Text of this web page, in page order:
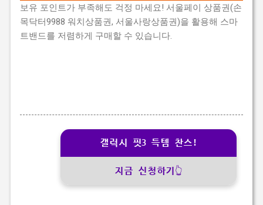
보유 포인트가 부족해도 걱정 마세요! 서울페이 상품권(손
목닥터9988 워치상품권, 서울사랑상품권)을 활용해 스마
트밴드를 저렴하게 구매할 수 있습니다.
갤럭시 핏3 득템 찬스!
지금 신청하기👆